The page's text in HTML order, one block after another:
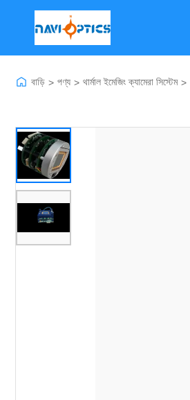
বাড়ি > পণ্য > থার্মাল ইমেজিং ক্যামেরা সিস্টেম >